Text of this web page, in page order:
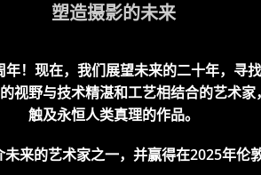
塑造摄影的未来
！现在，我们展望未来的二十年，寻
视野与技术精湛和工艺相结合的艺术
触及永恒人类真理的作品。
来的艺术家之一，并赢得在2025年伦